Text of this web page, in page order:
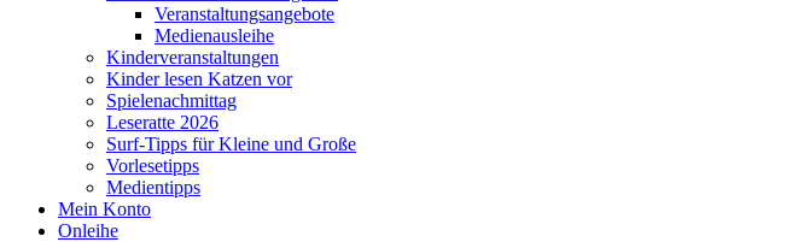
Veranstaltungsangebote
Medienausleihe
Kinderveranstaltungen
Kinder lesen Katzen vor
Spielenachmittag
Leseratte 2026
Surf-Tipps für Kleine und Große
Vorlesetipps
Medientipps
Mein Konto
Onleihe